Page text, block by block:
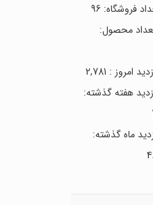
فروشگاه: 96
محصول:
امروز : 2,781
هفته گذشته:
ماه گذشته: